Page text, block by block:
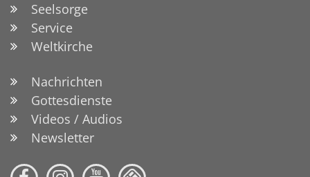
Seelsorge
Service
Weltkirche
Nachrichten
Gottesdienste
Videos / Audios
Newsletter